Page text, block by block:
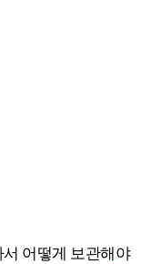
어떻게 보관해야